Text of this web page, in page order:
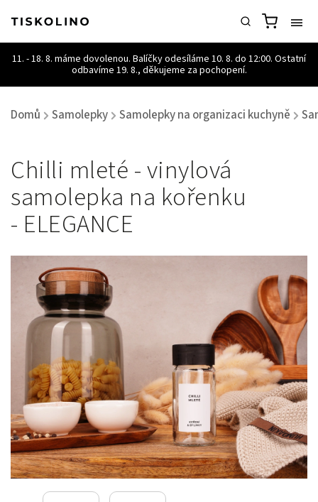
Domů / Samolepky / Samolepky na organizaci kuchyně /
Chilli mleté - vinylová
samolepka na kořenku
- ELEGANCE